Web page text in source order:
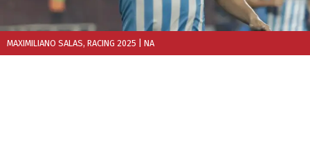
MAXIMILIANO SALAS, RACING 2025 | NA